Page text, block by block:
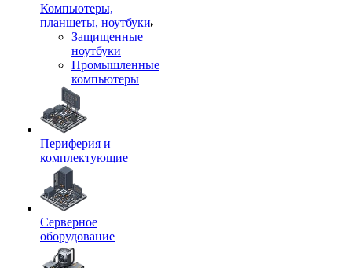
Компьютеры,
планшеты, ноутбуки
Защищенные
ноутбуки
Промышленные
компьютеры
Периферия и
комплектующие
Серверное
оборудование